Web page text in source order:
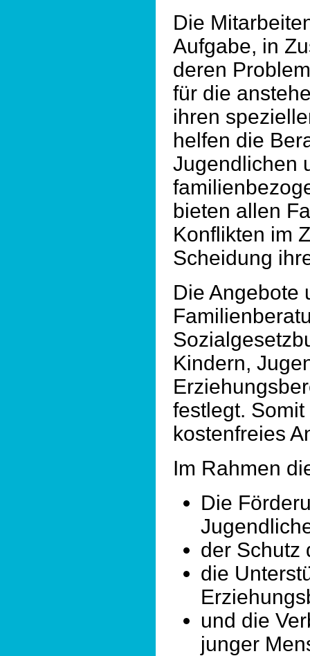
Die
Aufgabe, in
deren
für die
ihren
helfen die
Jugendlichen
bieten allen
Konflikten im
Scheidung
Die Angebote
Kindern,
festlegt. Somit
kostenfreies
Im Rahmen
Die
der Schutz
die
und die
junger